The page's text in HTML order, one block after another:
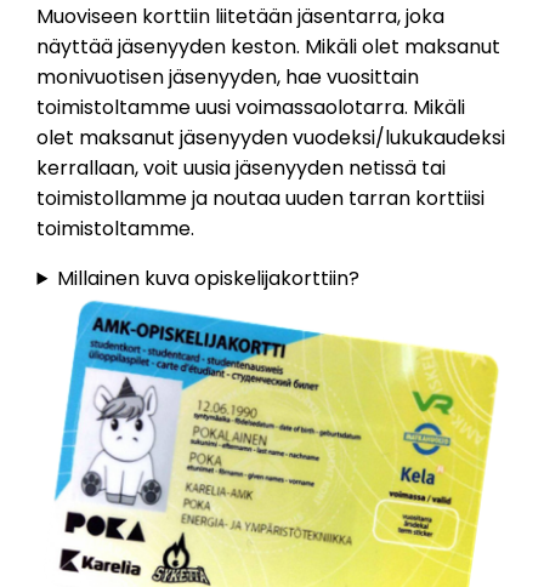
Muoviseen korttiin liitetään jäsentarra, joka
näyttää jäsenyyden keston. Mikäli olet maksanut
monivuotisen jäsenyyden, hae vuosittain
toimistoltamme uusi voimassaolotarra. Mikäli
olet maksanut jäsenyyden vuodeksi/lukukaudeksi
kerrallaan, voit uusia jäsenyyden netissä tai
toimistollamme ja noutaa uuden tarran korttiisi
toimistoltamme.
Millainen kuva opiskelijakorttiin?